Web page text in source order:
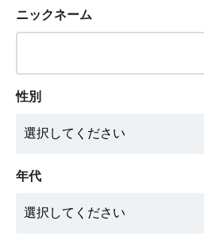
ニックネーム
性別
年代